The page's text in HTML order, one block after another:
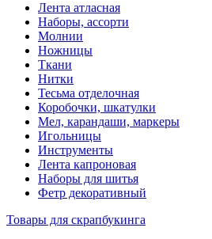
Лента атласная
Наборы, ассорти
Молнии
Ножницы
Ткани
Нитки
Тесьма отделочная
Коробочки, шкатулки
Мел, карандаши, маркеры
Игольницы
Инструменты
Лента капроновая
Наборы для шитья
Фетр декоративный
Товары для скрапбукинга